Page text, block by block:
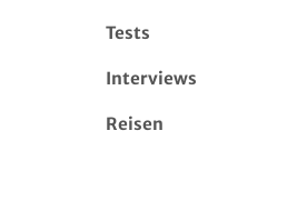
Tests
Interviews
Reisen